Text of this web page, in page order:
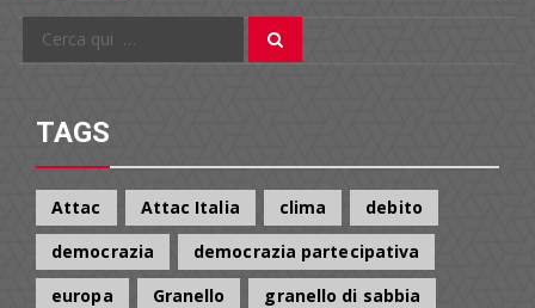
Cerca
TAGS
Attac Attac Italia clima
debito
democrazia
democrazia partecipativa
europa
Granello granello di sabbia